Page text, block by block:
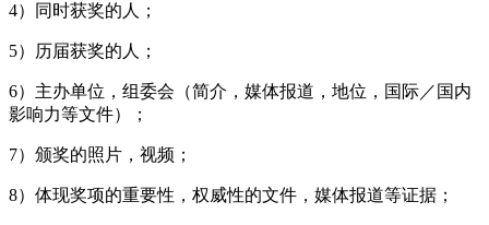
4）同时获奖的人；
5）历届获奖的人；
6）主办单位，组委会（简介，媒体报道，地位，国际／国内
影响力等文件）；
7）颁奖的照片，视频；
8）体现奖项的重要性，权威性的文件，媒体报道等证据；